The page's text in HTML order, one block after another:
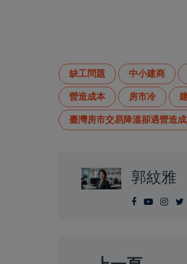
缺工問題 中小建商
營造成本 房市冷
臺灣房市交易降溫卻遇營造
郭紋雅